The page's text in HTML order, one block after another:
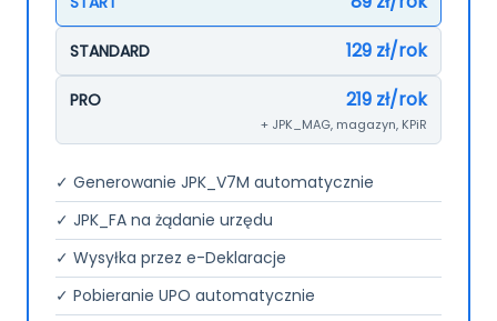
STANDARD 129 zł/rok
PRO 219 zł/rok
+ JPK_MAG, magazyn, KPiR
✓ Generowanie JPK_V7M automatycznie
✓ JPK_FA na żądanie urzędu
✓ Wysyłka przez e-Deklaracje
✓ Pobieranie UPO automatycznie